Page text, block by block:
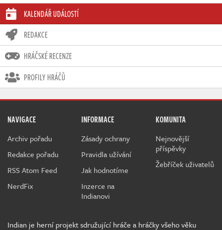
KALENDÁŘ UDÁLOSTÍ
REDAKCE
HRÁČSKÉ RECENZE
PROFILY HRÁČŮ
NAVIGACE
Archiv pořadu
Redakce pořadu
RSS Atom Feed
NerdFix
INFORMACE
Zásady ochrany
Pravidla užívání
Jak hodnotíme
Inzerce na
Indianovi
KOMUNITA
Nejnovější
příspěvky
Žebříček uživatelů
Indian je herní projekt sdružující hráče a hráčky všeho věku